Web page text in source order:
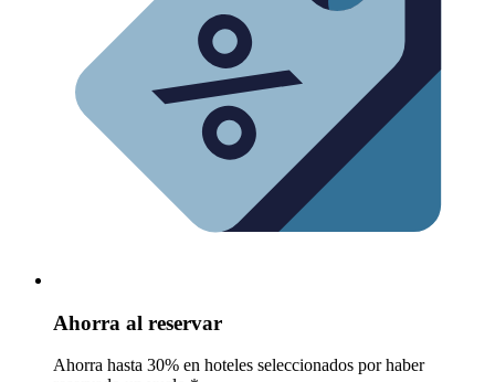
Ahorra al reservar
Ahorra hasta 30% en hoteles seleccionados por haber